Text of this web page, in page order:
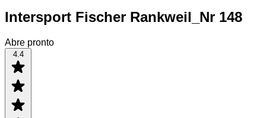
Intersport Fischer Rankweil_Nr 148
Abre pronto
4.4